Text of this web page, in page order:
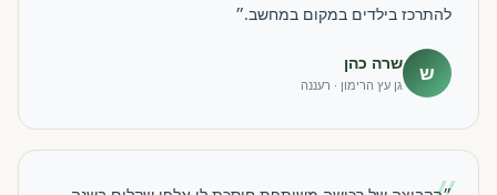
להתרכז בילדים במקום במחשב.״
ש שרה כהן
גן עץ הרימון · רעננה